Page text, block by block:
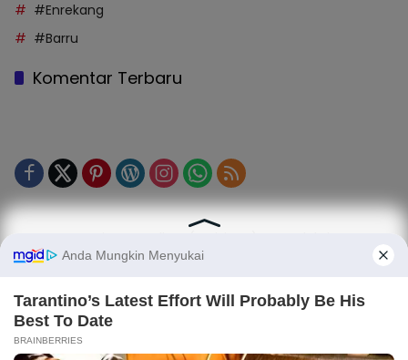
#Enrekang
#Barru
Komentar Terbaru
SOP Perlindungan Jurnalis
Kode Etik Jurnalistik (KEJ)
Pedoman Media Siber (PMS)
Kode Etik Redaksi / Perusahaan PT TOP MEDIA MANDIRI